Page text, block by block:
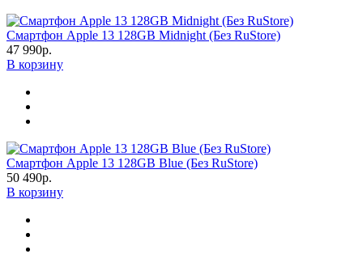
Смартфон Apple 13 128GB Midnight (Без RuStore)
47 990р.
В корзину
Смартфон Apple 13 128GB Blue (Без RuStore)
50 490р.
В корзину